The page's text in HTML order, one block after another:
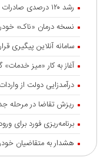
رشد ۱۲۰ درصدی صادرات خودروهای برقی چین
نسخه درمان «ناک»
سامانه آنلاین پیگیری
آغاز به کار «میز خدمات»
درآمدزایی دولت از
ریزش تقاضا در مرحله
برنامه‌ریزی فورد برای
هشدار به متقاضیان